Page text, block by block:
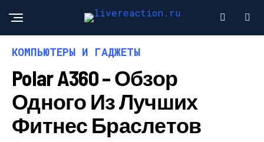
КОМПЬЮТЕРЫ И ГАДЖЕТЫ
Polar A360 – Обзор
Одного Из Лучших
Фитнес Браслетов